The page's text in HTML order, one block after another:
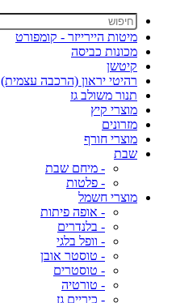
מיטות היירייזר - קומפורט
מכונות כביסה
קיטשן
רהיטי יראון (הרכבה עצמית)
תנור משולב גז
מוצרי קיץ
מזרונים
מוצרי חורף
שבת
- מיחם שבת
- פלטות
מוצרי חשמל
- אופה פיתות
- בלנדרים
- וופל בלגי
- טוסטר אובן
- טוסטרים
- טורטיה
- כיריים גז